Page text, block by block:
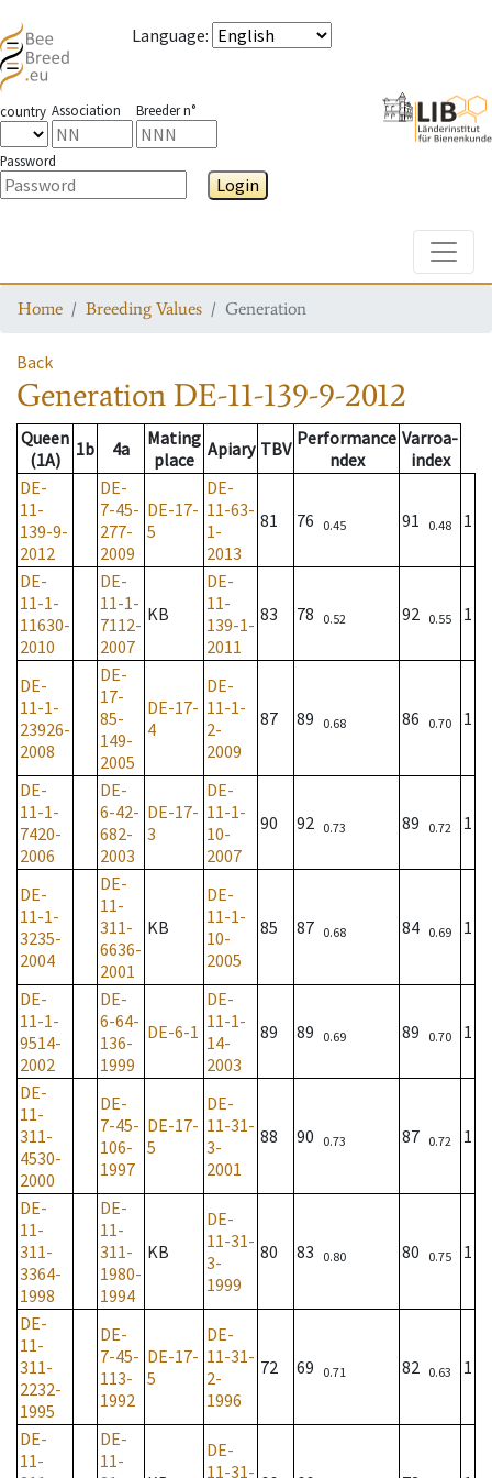
Language:
country Association Breeder n°
Password
Login
Home Breeding Values Generation
Back
Generation DE-11-139-9-2012
Queen
(1A)
1b 4a
Mating
place Apiary TBV Performance
ndex
Varroa-
index
DE-
11-
139-9-
2012
DE-
7-45-
277-
2009
DE-17-
5
DE-
11-63-
1-
2013
81 76 0.45 91 0.48 1
DE-
11-1-
11630-
2010
DE-
11-1-
7112-
2007
KB
DE-
11-
139-1-
2011
83 78 0.52 92 0.55 1
DE-
11-1-
23926-
2008
DE-
17-
85-
149-
2005
DE-17-
4
DE-
11-1-
2-
2009
87 89 0.68 86 0.70 1
DE-
11-1-
7420-
2006
DE-
6-42-
682-
2003
DE-17-
3
DE-
11-1-
10-
2007
90 92 0.73 89 0.72 1
DE-
11-1-
3235-
2004
DE-
11-
311-
6636-
2001
KB
DE-
11-1-
10-
2005
85 87 0.68 84 0.69 1
DE-
11-1-
9514-
2002
DE-
6-64-
136-
1999
DE-6-1
DE-
11-1-
14-
2003
89 89 0.69 89 0.70 1
DE-
11-
311-
4530-
2000
DE-
7-45-
106-
1997
DE-17-
5
DE-
11-31-
3-
2001
88 90 0.73 87 0.72 1
DE-
11-
311-
3364-
1998
DE-
11-
311-
1980-
1994
KB
DE-
11-31-
3-
1999
80 83 0.80 80 0.75 1
DE-
11-
311-
2232-
1995
DE-
7-45-
113-
1992
DE-17-
5
DE-
11-31-
2-
1996
72 69 0.71 82 0.63 1
DE-
11-
DE-
11-
DE-
11-31-